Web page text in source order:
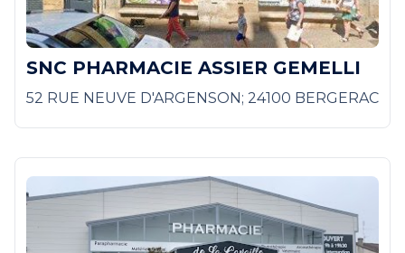
SNC PHARMACIE ASSIER GEMELLI
52 RUE NEUVE D'ARGENSON; 24100 BERGERAC